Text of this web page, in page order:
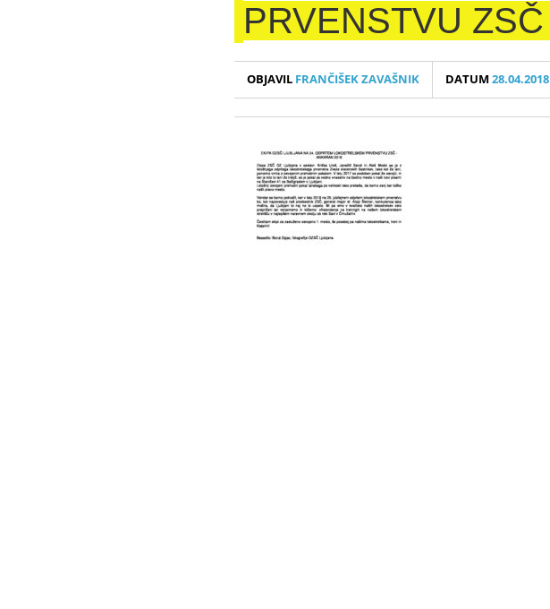
PRVENSTVU ZSČ
OBJAVIL FRANČIŠEK ZAVAŠNIK DATUM28.04.2018